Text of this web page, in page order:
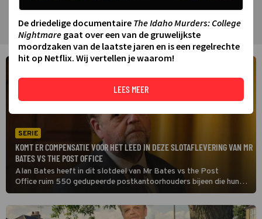
SERIE
KOMT ER COMPENSATIE VOOR HET LEED IN DEZE SLOTAFLEVERING VAN MR
BATES VS THE POST OFFICE
Alan Bates heeft in dit slotdeel van Mr Bates vs the Post
Office ruim 550 gedupeerde postkantoorhouders bijeen die hun
verhaal in de rechtbank willen vertellen. Cruciaal is dat de
klokkenluider bij het softwarebedrijf zijn mond durft open te doen.
(HH)
De driedelige documentaire The Idaho Murders: College
Nightmare gaat over een van de gruwelijkste
moordzaken van de laatste jaren en is een regelrechte
hit op Netflix. Wij vertellen je waarom!
LEES MEER